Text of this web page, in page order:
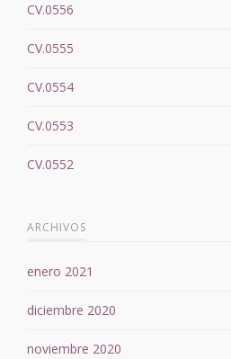
CV.0556
CV.0555
CV.0554
CV.0553
CV.0552
ARCHIVOS
enero 2021
diciembre 2020
noviembre 2020